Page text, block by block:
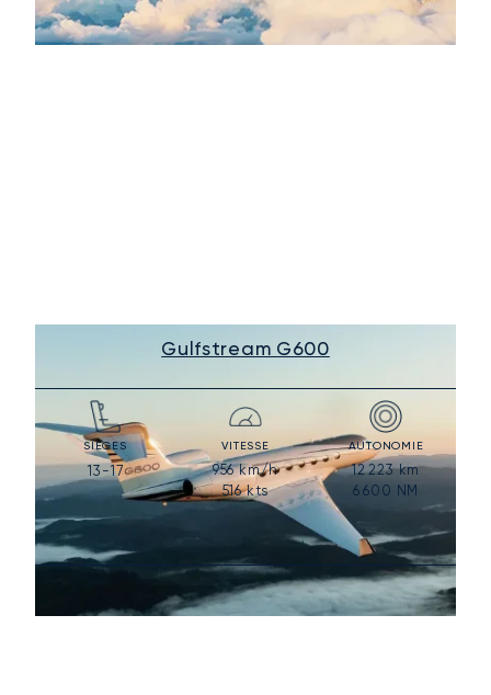
Gulfstream G600
SIÈGES
13-17
VITESSE
956km/h
516kts
AUTONOMIE
12 223km
6 600 NM